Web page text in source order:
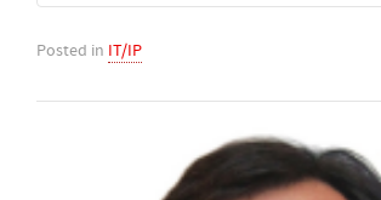
Posted in IT/IP